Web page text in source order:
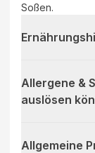
Soßen.
Allergene &
auslösen
Allgemeine